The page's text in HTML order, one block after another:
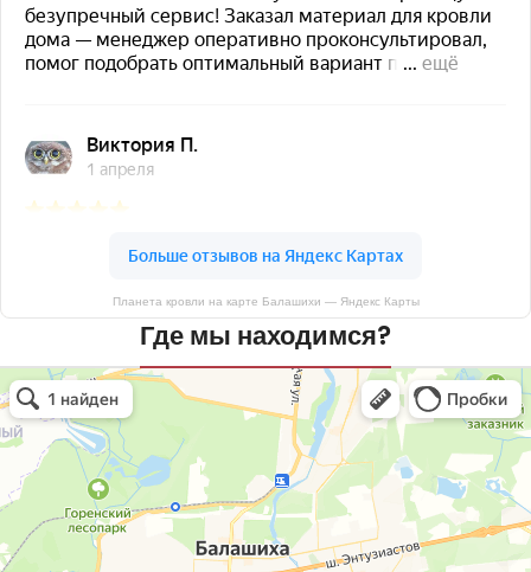
Планета кровли на карте Балашихи — Яндекс Карты
Где мы находимся?
Планета кровли
Кровля и кровельные материалы в Балашихе
Окна в Балашихе